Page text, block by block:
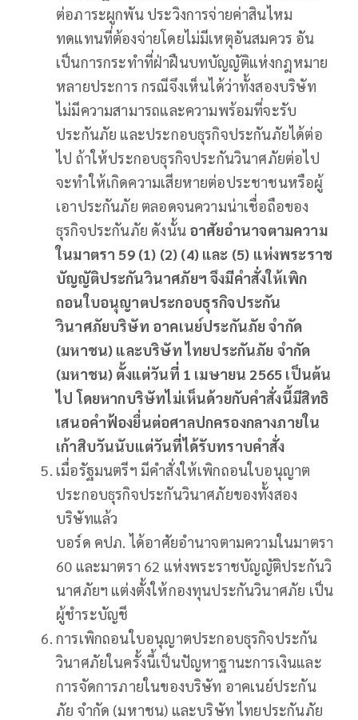
ต่อภาระผูกพัน ประวิงการจ่ายค่าสินไหม
ทดแทนที่ต้องจ่ายโดยไม่มีเหตุอันสมควร อัน
เป็นการกระทำที่ฝ่าฝืนบทบัญญัติแห่งกฎหมาย
หลายประการ กรณีจึงเห็นได้ว่าทั้งสองบริษัท
ไม่มีความสามารถและความพร้อมที่จะรับ
ประกันภัย และประกอบธุรกิจประกันภัยได้ต่อ
ไป ถ้าให้ประกอบธุรกิจประกันวินาศภัยต่อไป
จะทำให้เกิดความเสียหายต่อประชาชนหรือผู้
เอาประกันภัย ตลอดจนความน่าเชื่อถือของ
ธุรกิจประกันภัย ดังนั้น อาศัยอำนาจตามความ
ในมาตรา 59 (1) (2) (4) และ (5) แห่งพระราช
บัญญัติประกันวินาศภัยฯ จึงมีคำสั่งให้เพิก
ถอนใบอนุญาตประกอบธุรกิจประกัน
วินาศภัยบริษัท อาคเนย์ประกันภัย จำกัด
(มหาชน) และบริษัท ไทยประกันภัย จำกัด
(มหาชน) ตั้งแต่วันที่ 1 เมษายน 2565 เป็นต้น
ไป โดยหากบริษัทไม่เห็นด้วยกับคำสั่งนี้มีสิทธิ
เสนอคำฟ้องยื่นต่อศาลปกครองกลางภายใน
เก้าสิบวันนับแต่วันที่ได้รับทราบคำสั่ง
เมื่อรัฐมนตรีฯ มีคำสั่งให้เพิกถอนใบอนุญาต
ประกอบธุรกิจประกันวินาศภัยของทั้งสอง
บริษัทแล้ว
บอร์ด คปภ. ได้อาศัยอำนาจตามความในมาตรา
60 และมาตรา 62 แห่งพระราชบัญญัติประกันวิ
นาศภัยฯ แต่งตั้งให้กองทุนประกันวินาศภัย เป็น
ผู้ชำระบัญชี
การเพิกถอนใบอนุญาตประกอบธุรกิจประกัน
วินาศภัยในครั้งนี้เป็นปัญหาฐานะการเงินและ
การจัดการภายในของบริษัท อาคเนย์ประกัน
ภัย จำกัด (มหาชน) และบริษัท ไทยประกันภัย